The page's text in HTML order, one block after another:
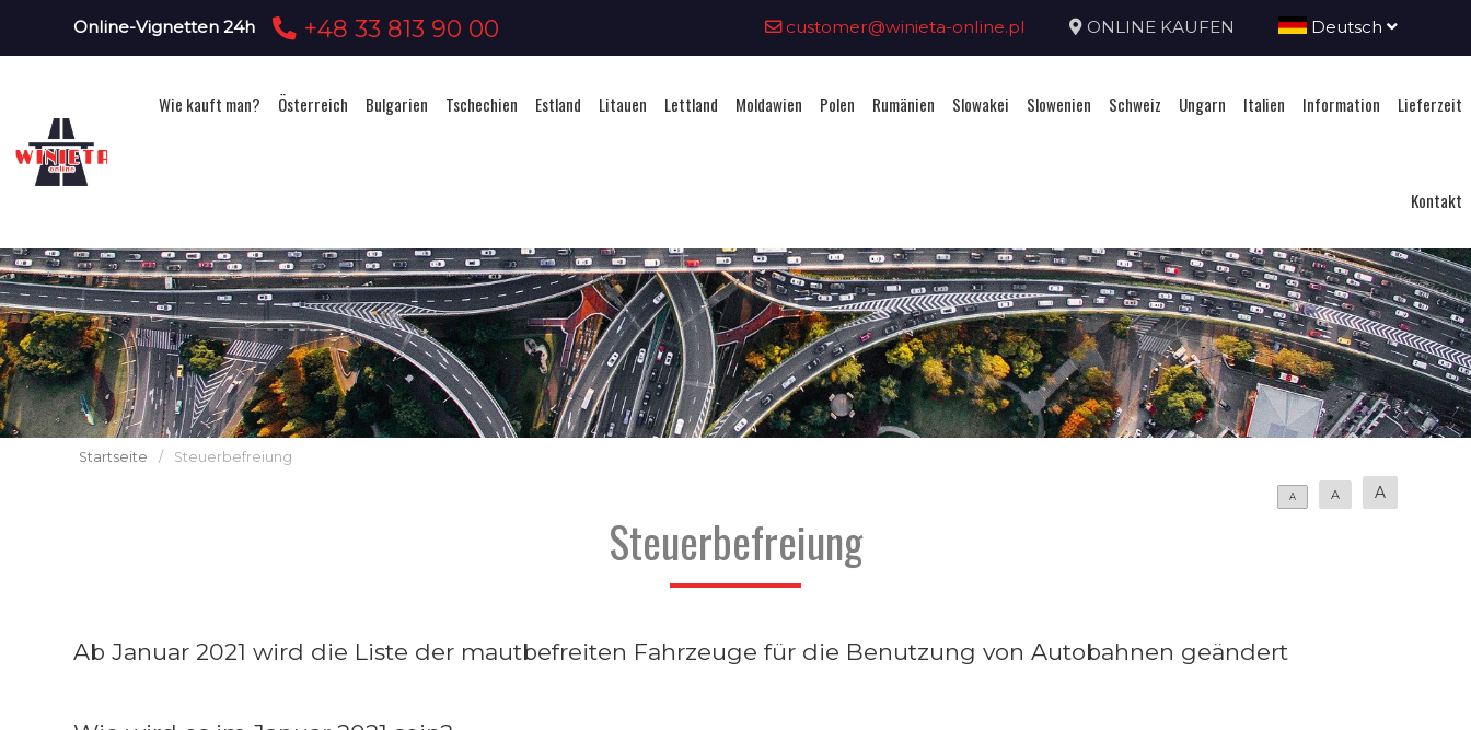
Online-Vignetten 24h +48 33 813 90 00 customer@winieta-online.pl ONLINE KAUFEN Deutsch
Wie kauft man? Österreich Bulgarien Tschechien Estland Litauen Lettland Moldawien Polen Rumänien Slowakei Slowenien Schweiz Ungarn Italien Information Lieferzeit
Kontakt
Startseite / Steuerbefreiung
A A A
Steuerbefreiung
Ab Januar 2021 wird die Liste der mautbefreiten Fahrzeuge für die Benutzung von Autobahnen geändert